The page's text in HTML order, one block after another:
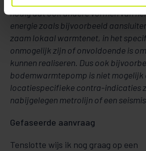
no­­dig dat ook an­dere vormen van
energie zoals bijvoorbeeld
zaam lokaal warm­tenet, in het
onmogelijk zijn of onvoldoende is
kunnen rea­liseren. Dus ook
bodemwarmtepomp is niet
loca­tie­spe­cifieke contra-indicaties
nabijgelegen metrolijn of een
Gefaseerde aanvraag
Tenslotte wijs ik nog graag op een